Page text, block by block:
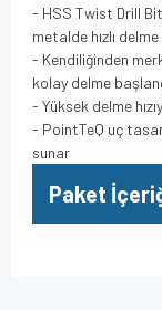
- HSS Twist Drill
metalde hızlı
- Kendiliğinden
kolay delme
- Yüksek delme
- PointTeQ uç
sunar
Paket